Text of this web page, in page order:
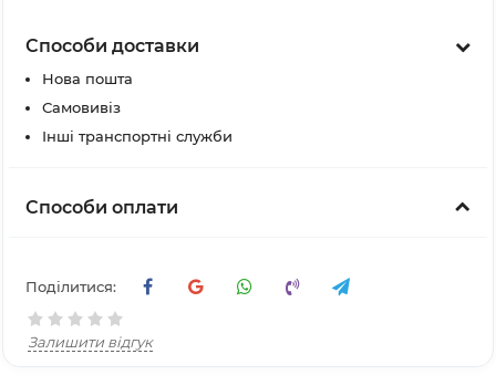
Способи доставки
Нова пошта
Самовивіз
Інші транспортні служби
Способи оплати
Поділитися:
Залишити відгук